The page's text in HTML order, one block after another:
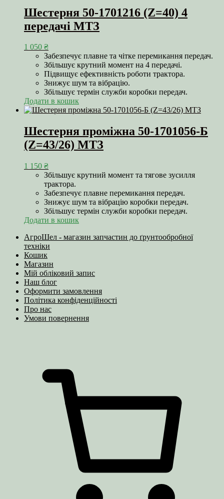
Шестерня 50-1701216 (Z=40) 4
передачі МТЗ
1 050 ₴
Забезпечує плавне та чітке перемикання передач.
Збільшує крутний момент на 4 передачі.
Підвищує ефективність роботи трактора.
Знижує шум та вібрацію.
Збільшує термін служби коробки передач.
Додати в кошик
Шестерня проміжна 50-1701056-Б
(Z=43/26) МТЗ
1 150 ₴
Збільшує крутний момент та тягове зусилля
трактора.
Забезпечує плавне перемикання передач.
Знижує шум та вібрацію коробки передач.
Збільшує термін служби коробки передач.
Додати в кошик
АгроШел - магазин запчастин до ґрунтообробної
техніки
Кошик
Магазин
Мій обліковий запис
Наш блог
Оформити замовлення
Політика конфіденційності
Про нас
Умови повернення